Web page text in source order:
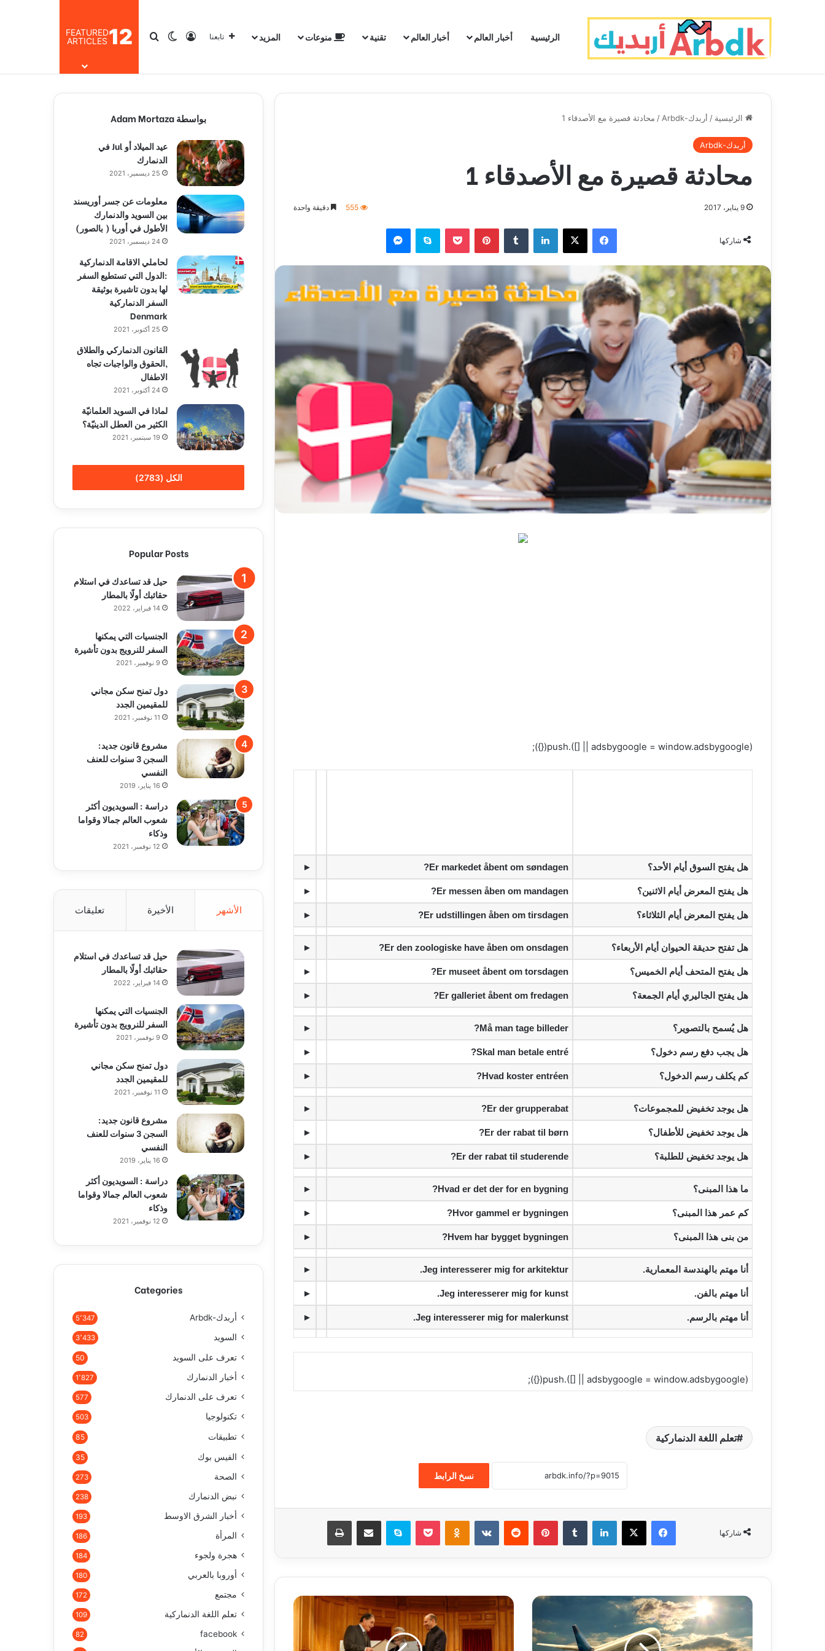
الرئيسية أخبار العالم أخبار العالم تقنية منوعات المزيد تابعنا تسجيل الدخول
الوضع المظلم
بحث عن12
FEATURED
ARTICLES
الرئيسية / أربدك-Arbdk / محادثة قصيرة مع الأصدقاء 1
أربدك-Arbdk
محادثة قصيرة مع الأصدقاء 1
9 يناير، 2017 555 دقيقة واحدة
شاركها
فيسبوك ‫X لينكدإن بينتيريست سكايب
(adsbygoogle = window.adsbygoogle || []).push({});
‫هل يفتح السوق أيام الأحد؟‬ Er markedet åbent om søndagen?
►
‫هل يفتح المعرض أيام الاثنين؟‬ Er messen åben om mandagen?
►
‫هل يفتح المعرض أيام الثلاثاء؟‬ Er udstillingen åben om tirsdagen?
►
‫هل تفتح حديقة الحيوان أيام الأربعاء؟‬ Er den zoologiske have åben om onsdagen?
►
‫هل يفتح المتحف أيام الخميس؟‬ Er museet åbent om torsdagen?
►
‫هل يفتح الجاليري أيام الجمعة؟‬ Er galleriet åbent om fredagen?
►
‫هل يُسمح بالتصوير؟‬ Må man tage billeder?
►
‫هل يجب دفع رسم دخول؟‬ Skal man betale entré?
►
‫كم يكلف رسم الدخول؟‬ Hvad koster entréen?
►
‫هل يوجد تخفيض للمجموعات؟‬ Er der grupperabat?
►
‫هل يوجد تخفيض للأطفال؟‬ Er der rabat til børn?
►
‫هل يوجد تخفيض للطلبة؟‬ Er der rabat til studerende?
►
‫ما هذا المبنى؟‬ Hvad er det der for en bygning?
►
‫كم عمر هذا المبنى؟‬ Hvor gammel er bygningen?
►
‫من بنى هذا المبنى؟‬ Hvem har bygget bygningen?
►
‫أنا مهتم بالهندسة المعمارية.‬ Jeg interesserer mig for arkitektur.
►
‫أنا مهتم بالفن.‬ Jeg interesserer mig for kunst.
►
‫أنا مهتم بالرسم.‬ Jeg interesserer mig for malerkunst.
►
(adsbygoogle = window.adsbygoogle || []).push({});
تعلم اللغة الدنماركية
نسخ الرابط
شاركها
فيسبوك ‫X لينكدإن بينتيريست ‏VKontakte سكايب
ت
ي
م
ن
بواسطة Adam Mortaza
عيد الميلاد أو Jul في
الدنمارك
25 ديسمبر، 2021
معلومات عن جسر أوريسند
بين السويد والدنمارك
الأطول في أوربا ( بالصور)
24 ديسمبر، 2021
لحاملي الاقامة الدنماركية
:الدول التي تستطيع السفر
لها بدون تاشيرة بوثيقة
السفر الدنماركية
Denmark
25 أكتوبر، 2021
القانون الدنماركي والطلاق
,الحقوق والواجبات تجاه
الاطفال
24 أكتوبر، 2021
لماذا في السويد العلمانيّة
الكثير من العطل الدينيّة؟
19 سبتمبر، 2021
الكل (2783)
Popular Posts
حيل قد تساعدك في استلام
حقائبك أولًا بالمطار
14 فبراير، 2022
الجنسيات التي يمكنها
السفر للنرويج بدون تأشيرة
9 نوفمبر، 2021
دول تمنح سكن مجاني
للمقيمين الجدد
11 نوفمبر، 2021
مشروع قانون جديد:
السجن 3 سنوات للعنف
النفسي
16 يناير، 2019
دراسة : السويديون أكثر
شعوب العالم جمالا وقواما
وذكاء
12 نوفمبر، 2021
الأشهر الأخيرة تعليقات
حيل قد تساعدك في استلام
حقائبك أولًا بالمطار
14 فبراير، 2022
الجنسيات التي يمكنها
السفر للنرويج بدون تأشيرة
9 نوفمبر، 2021
دول تمنح سكن مجاني
للمقيمين الجدد
11 نوفمبر، 2021
مشروع قانون جديد:
السجن 3 سنوات للعنف
النفسي
16 يناير، 2019
دراسة : السويديون أكثر
شعوب العالم جمالا وقواما
وذكاء
12 نوفمبر، 2021
Categories
أربدك-Arbdk 5٬347
السويد 3٬433
تعرف على السويد 50
أخبار الدنمارك 1٬827
تعرف على الدنمارك 577
تكنولوجيا 503
تطبيقات 85
الفيس بوك 35
الصحة 273
نبض الدنمارك 238
أخبار الشرق الاوسط 193
المرأة 186
هجرة ولجوء 184
أوروبا بالعربي 180
مجتمع 172
تعلم اللغة الدنماركية 109
facebook
82